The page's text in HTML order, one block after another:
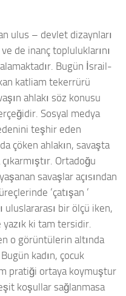
ulus – devlet dizaynları
de inanç topluluklarını
Bugün İsrail-
katliam tekerrürü
ahlakı söz konusu
Sosyal medya
teşhir eden
çöken ahlakın, savaşta
Ortadoğu
savaşlar açısından
‘çatışan ‘
uluslararası bir ölçü iken,
yazık ki tam tersidir.
o görüntülerin altında
kadın, çocuk
pratiği ortaya koymuştur
koşullar sağlanmasa